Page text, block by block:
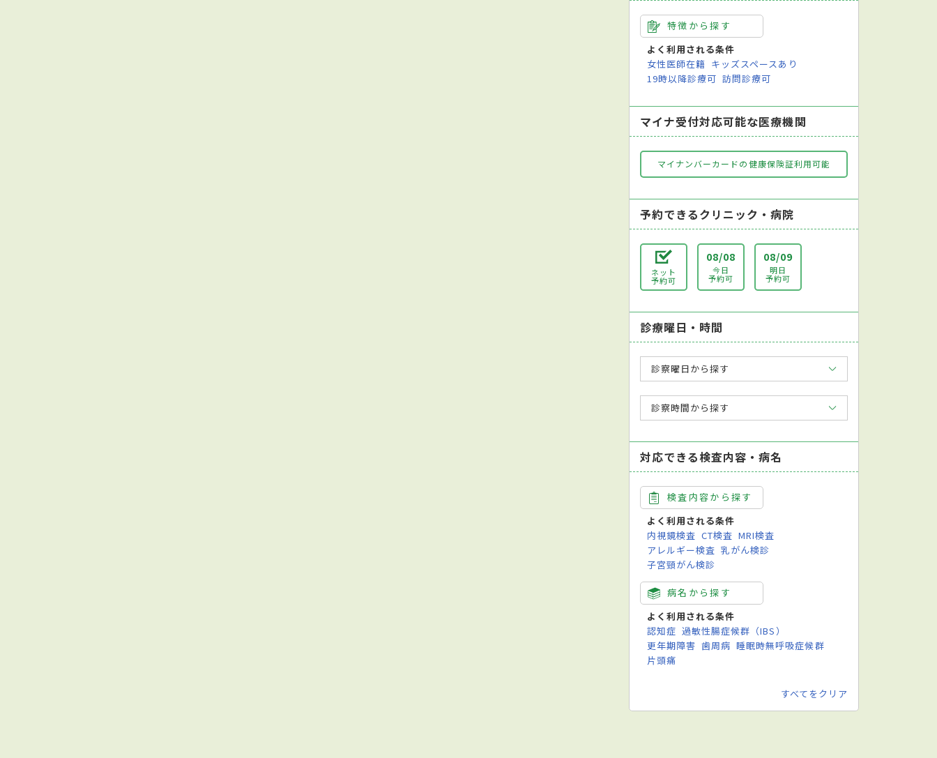
特徴から探す
よく利用される条件
女性医師在籍 キッズスペースあり
19時以降診療可 訪問診療可
マイナ受付対応可能な医療機関
マイナンバーカードの健康保険証利用可能
予約できるクリニック・病院
ネット
予約可
08/08
今日
予約可
08/09
明日
予約可
診療曜日・時間
診察曜日から探す
診察時間から探す
対応できる検査内容・病名
検査内容から探す
よく利用される条件
内視鏡検査 CT検査 MRI検査
アレルギー検査 乳がん検診
子宮頸がん検診
病名から探す
よく利用される条件
認知症 過敏性腸症候群（IBS）
更年期障害 歯周病 睡眠時無呼吸症候群
片頭痛
すべてをクリア